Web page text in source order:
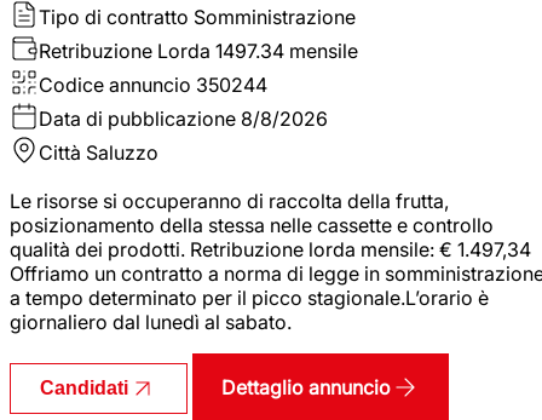
Tipo di contratto Somministrazione
Retribuzione Lorda 1497.34 mensile
Codice annuncio 350244
Data di pubblicazione 8/8/2026
Città Saluzzo
Le risorse si occuperanno di raccolta della frutta,
posizionamento della stessa nelle cassette e controllo
qualità dei prodotti. Retribuzione lorda mensile: € 1.497,34
Offriamo un contratto a norma di legge in
a tempo determinato per il picco stagionale.L’orario è
giornaliero dal lunedì al sabato.
Candidati Dettaglio annuncio